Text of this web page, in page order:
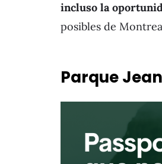
incluso la
posibles de
Parque